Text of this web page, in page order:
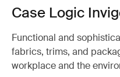
Case Logic
Functional and
fabrics, trims, and
workplace and the